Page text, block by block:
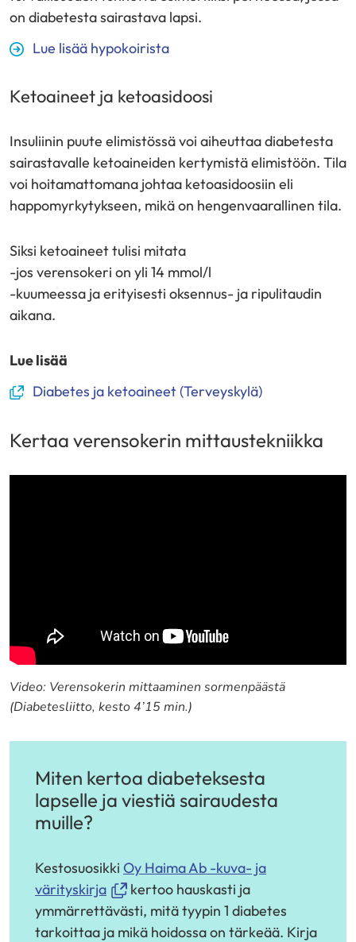
on diabetesta sairastava lapsi.
Lue lisää hypokoirista
Ketoaineet ja ketoasidoosi
Insuliinin puute elimistössä voi aiheuttaa diabetesta
sairastavalle ketoaineiden kertymistä elimistöön. Tila
voi hoitamattomana johtaa ketoasidoosiin eli
happomyrkytykseen, mikä on hengenvaarallinen tila.
Siksi ketoaineet tulisi mitata
-jos verensokeri on yli 14 mmol/l
-kuumeessa ja erityisesti oksennus- ja ripulitaudin
aikana.
Lue lisää
Diabetes ja ketoaineet (Terveyskylä)
(avautuu
ikkunaan,
toiseen
Kertaa verensokerin mittaustekniikka
Video: Verensokerin mittaaminen sormenpäästä
(Diabetesliitto, kesto 4’15 min.)
Miten kertoa diabeteksesta
lapselle ja viestiä sairaudesta
muille?
Kestosuosikki Oy Haima Ab -kuva- ja
värityskirja(avautuu
uuteen
ikkunaan,
kertoo hauskasti ja
ymmärrettävästi, mitä tyypin 1 diabetes
tarkoittaa ja mikä hoidossa on tärkeää. Kirja